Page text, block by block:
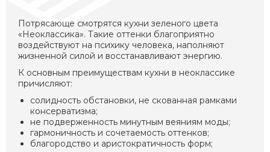
Потрясающе смотрятся кухни зеленого цвета
«Неоклассика». Такие оттенки благоприятно
воздействуют на психику человека, наполняют
жизненной силой и восстанавливают энергию.
К основным преимуществам кухни в неоклассике
причисляют:
солидность обстановки, не скованная рамками
консерватизма;
не подверженность минутным веяниям моды;
гармоничность и сочетаемость оттенков;
благородство и аристократичность форм;